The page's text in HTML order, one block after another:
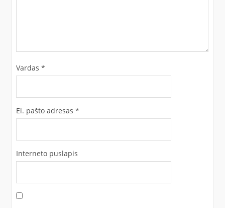
Vardas *
El. pašto adresas *
Interneto puslapis